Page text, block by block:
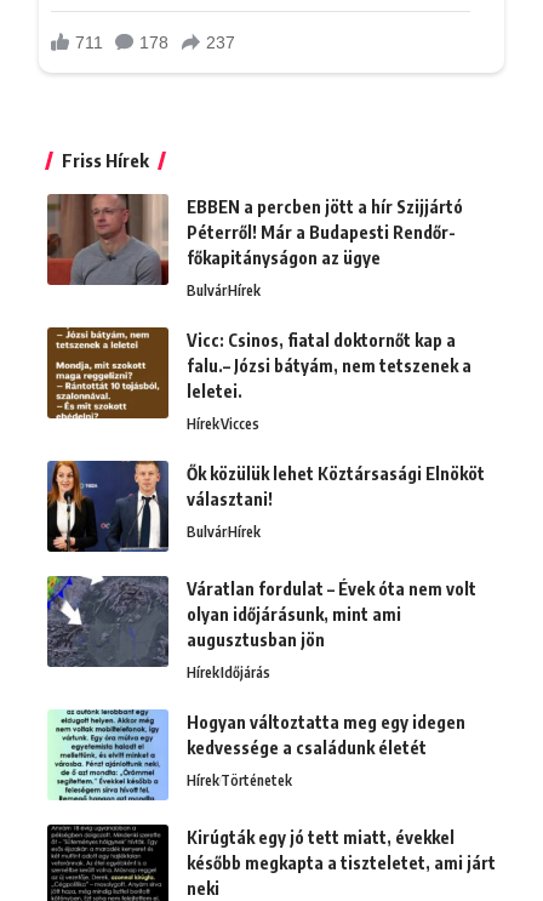
Friss Hírek
EBBEN a percben jött a hír Szijjártó
Péterről! Már a Budapesti Rendőr-
főkapitányságon az ügye
BulvárHírek
Vicc: Csinos, fiatal doktornőt kap a
falu.– Józsi bátyám, nem tetszenek a
leletei.
HírekVicces
Ők közülük lehet Köztársasági Elnököt
választani!
BulvárHírek
Váratlan fordulat – Évek óta nem volt
olyan időjárásunk, mint ami
augusztusban jön
HírekIdőjárás
Hogyan változtatta meg egy idegen
kedvessége a családunk életét
HírekTörténetek
Kirúgták egy jó tett miatt, évekkel
később megkapta a tiszteletet, ami járt
neki